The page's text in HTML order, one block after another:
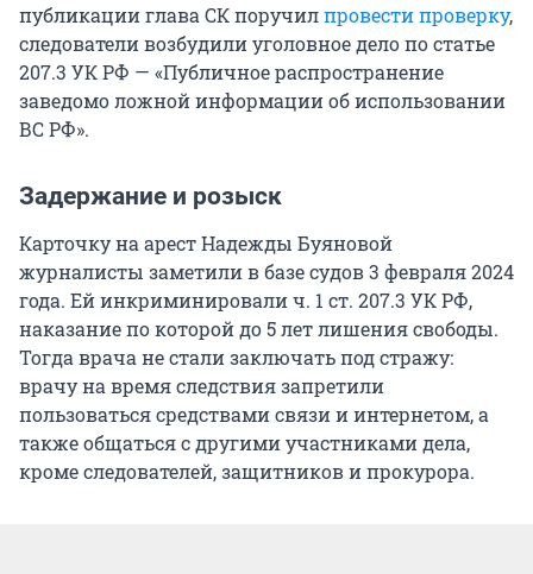
публикации глава СК поручилпровести проверку,
следователи возбудили уголовное дело по статье
207.3 УК РФ — «Публичное распространение
заведомо ложной информации об использовании
ВС РФ».
Задержание и розыск
Карточку на арест Надежды Буяновой
журналисты заметили в базе судов 3 февраля 2024
года. Ей инкриминировали ч. 1 ст. 207.3 УК РФ,
наказание по которой до 5 лет лишения свободы.
Тогда врача не стали заключать под стражу:
врачу на время следствия запретили
пользоваться средствами связи и интернетом, а
также общаться с другими участниками дела,
кроме следователей, защитников и прокурора.